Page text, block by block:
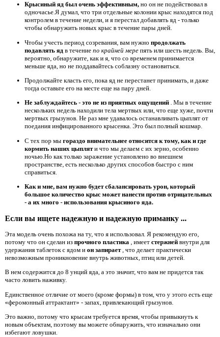
Крысиный яд был очень эффективным, но он не подействовал в
одночасье.Я думал, что три отдельные колонии крыс находятся под
контролем в течение недели, и я перестал добавлять яд - только
чтобы обнаружить новых крыс в течение пары дней.
Чтобы учесть период созревания, вам нужно продолжать
подавлять яд в течение по крайней мере пять или шесть недель. Вы,
вероятно, обнаружите, как и я, что со временем принимается
меньше яда, но не поддавайтесь соблазну остановиться.
Продолжайте класть его, пока яд не перестанет принимать, и даже
тогда оставьте его на месте еще на пару дней.
Не заблуждайтесь - это не из приятных ощущений . Мы в течение
нескольких недель находили тела мертвых или, что еще хуже, почти
мертвых грызунов. Не раз мне удавалось останавливать цыплят от
поедания инфицированного крысенка. Это был полный кошмар.
С тех пор мы гораздо внимательнее относится к тому, как и где
кормить наших цыпляти что мы делаем с их зерно, особенно
ночью.Но как только заражение установлено во внешнем
пространстве, есть несколько других способов быстро с ним
справиться.
Как и мне, вам нужно будет сбалансировать урон, который
большое количество крыс может нанести против отрицательных
- а их много - использования крысиного яда.
Если вы ищете надежную и надежную приманку ...
Эта модель очень похожа на ту, что я использовал. Я рекомендую его,
потому что он сделан из прочного пластика , имеет стержней внутри для
удержания таблеток с ядом и он запирает, что делает практически
невозможным проникновение внутрь животных, птиц или детей.
В нем содержится до 8 унций яда, а это значит, что вам не придется так
часто ловить наживку.
Единственное отличие от моего (кроме формы) в том, что у этого есть еще
«феромонный аттрактант» - запах, привлекающий грызунов.
Это важно, потому что крысам требуется время, чтобы привыкнуть к
новым объектам, поэтому вы можете обнаружить, что изначально они
избегают ловушки.